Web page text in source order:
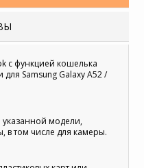
с функцией кошелька
для Samsung Galaxy A52 /
указанной модели,
в том числе для камеры.